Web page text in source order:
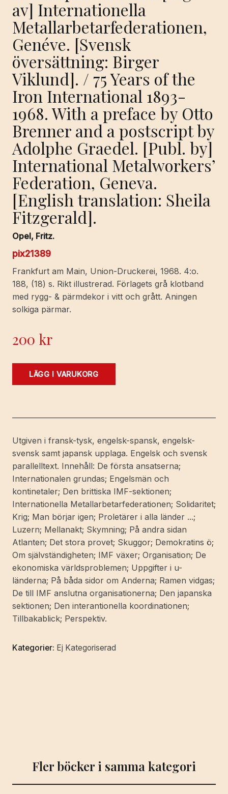
av] Internationella
Metallarbetarfederationen,
Genéve. [Svensk
översättning: Birger
Viklund]. / 75 Years of the
Iron International 1893-
1968. With a preface by Otto
Brenner and a postscript by
Adolphe Graedel. [Publ. by]
International Metalworkers’
Federation, Geneva.
[English translation: Sheila
Fitzgerald].
Opel, Fritz.
pix21389
Frankfurt am Main, Union-Druckerei, 1968. 4:o.
188, (18) s. Rikt illustrerad. Förlagets grå klotband
med rygg- & pärmdekor i vitt och grått. Aningen
solkiga pärmar.
200 kr
1968.
ett
förord
av
Otto
Brenner
och
ett
slutord
av
Adolphe
Graedel.
[Utg.
av]
Internationella
Metallarbetarfederationen,
[Svensk
LÄGG I VARUKORG
Utgiven i fransk-tysk, engelsk-spansk, engelsk-
svensk samt japansk upplaga. Engelsk och svensk
parallelltext. Innehåll: De första ansatserna;
Internationalen grundas; Engelsmän och
kontinetaler; Den brittiska IMF-sektionen;
Internationella Metallarbetarfederationen; Solidaritet;
Krig; Man börjar igen; Proletärer i alla länder ...;
Luzern; Mellanakt; Skymning; På andra sidan
Atlanten; Det stora provet; Skuggor; Demokratins ö;
Om självständigheten; IMF växer; Organisation; De
ekonomiska världsproblemen; Uppgifter i u-
länderna; På båda sidor om Anderna; Ramen vidgas;
De till IMF anslutna organisationerna; Den japanska
sektionen; Den interantionella koordinationen;
Tillbakablick; Perspektiv.
Kategorier: Ej Kategoriserad
Fler böcker i samma kategori